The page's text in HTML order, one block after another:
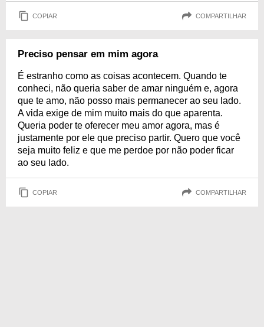
COPIAR COMPARTILHAR
Preciso pensar em mim agora
É estranho como as coisas acontecem. Quando te
conheci, não queria saber de amar ninguém e, agora
que te amo, não posso mais permanecer ao seu lado.
A vida exige de mim muito mais do que aparenta.
Queria poder te oferecer meu amor agora, mas é
justamente por ele que preciso partir. Quero que você
seja muito feliz e que me perdoe por não poder ficar
ao seu lado.
COPIAR COMPARTILHAR